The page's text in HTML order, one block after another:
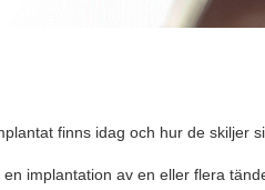
finns idag och hur de skiljer
en implantation av en eller flera